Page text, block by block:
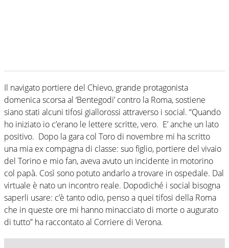
Il navigato portiere del Chievo, grande protagonista
domenica scorsa al ‘Bentegodi’ contro la Roma, sostiene
siano stati alcuni tifosi giallorossi attraverso i social. “Quando
ho iniziato io c’erano le lettere scritte, vero. E’ anche un lato
positivo. Dopo la gara col Toro di novembre mi ha scritto
una mia ex compagna di classe: suo figlio, portiere del vivaio
del Torino e mio fan, aveva avuto un incidente in motorino
col papà. Così sono potuto andarlo a trovare in ospedale. Dal
virtuale è nato un incontro reale. Dopodiché i social bisogna
saperli usare: c’è tanto odio, penso a quei tifosi della Roma
che in queste ore mi hanno minacciato di morte o augurato
di tutto” ha raccontato al Corriere di Verona.